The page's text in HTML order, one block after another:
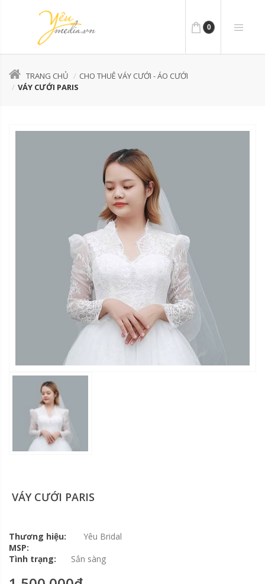
0
TRANG CHỦ
CHO THUÊ VÁY CƯỚI - ÁO CƯỚI
VÁY CƯỚI PARIS
VÁY CƯỚI PARIS
Thương hiệu:
Yêu Bridal
MSP:
Tình trạng:
Sắn sàng